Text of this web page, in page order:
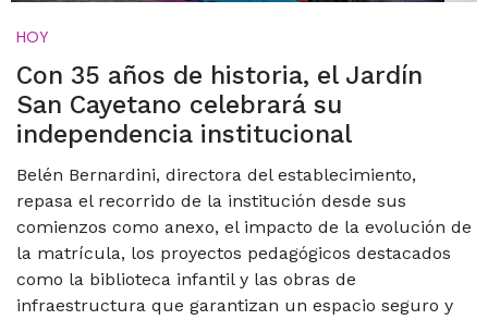
HOY
Con 35 años de historia, el Jardín
San Cayetano celebrará su
independencia institucional
Belén Bernardini, directora del establecimiento,
repasa el recorrido de la institución desde sus
comienzos como anexo, el impacto de la evolución de
la matrícula, los proyectos pedagógicos destacados
como la biblioteca infantil y las obras de
infraestructura que garantizan un espacio seguro y